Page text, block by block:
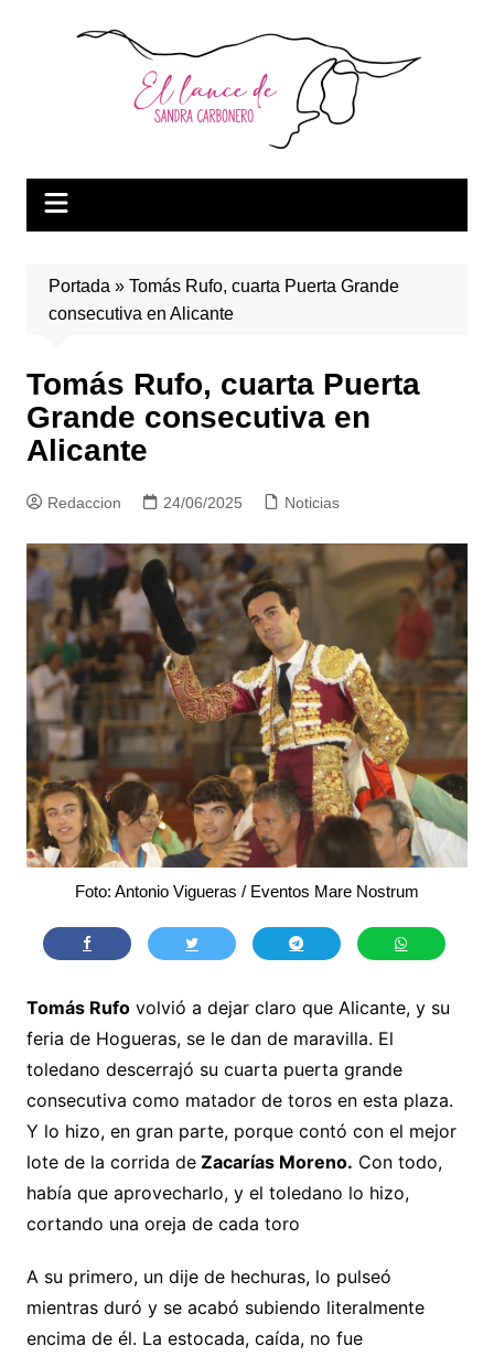
Portada » Tomás Rufo, cuarta Puerta Grande
consecutiva en Alicante
Tomás Rufo, cuarta Puerta
Grande consecutiva en
Alicante
Redaccion 24/06/2025 Noticias
Foto: Antonio Vigueras / Eventos Mare Nostrum
Tomás Rufovolvió a dejar claro que Alicante, y su
feria de Hogueras, se le dan de maravilla. El
toledano descerrajó su cuarta puerta grande
consecutiva como matador de toros en esta plaza.
Y lo hizo, en gran parte, porque contó con el mejor
lote de la corrida deZacarías Moreno. Con todo,
había que aprovecharlo, y el toledano lo hizo,
cortando una oreja de cada toro
A su primero, un dije de hechuras, lo pulseó
mientras duró y se acabó subiendo literalmente
encima de él. La estocada, caída, no fue